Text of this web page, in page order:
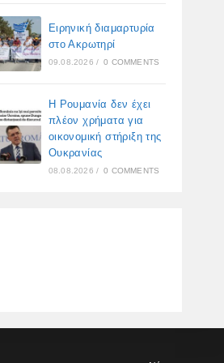
Ειρηνική διαμαρτυρία
στο Ακρωτηρί
09.08.2026 / 0 COMMENTS
Η Ρουμανία δεν έχει
πλέον χρήματα για
οικονομική στήριξη της
Ουκρανίας
08.08.2026 / 0 COMMENTS